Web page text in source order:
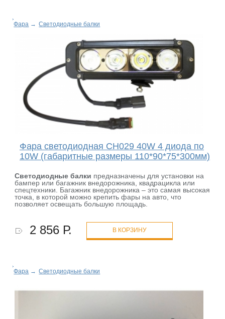
Фара → Светодиодные балки
Фара светодиодная CH029 40W 4 диода по
10W (габаритные размеры 110*90*75*300мм)
Светодиодные балки предназначены для установки на
бампер или багажник внедорожника, квадрацикла или
спецтехники. Багажник внедорожника – это самая высокая
точка, в которой можно крепить фары на авто, что
позволяет освещать большую площадь.
2 856 Р. В КОРЗИНУ
Фара → Светодиодные балки